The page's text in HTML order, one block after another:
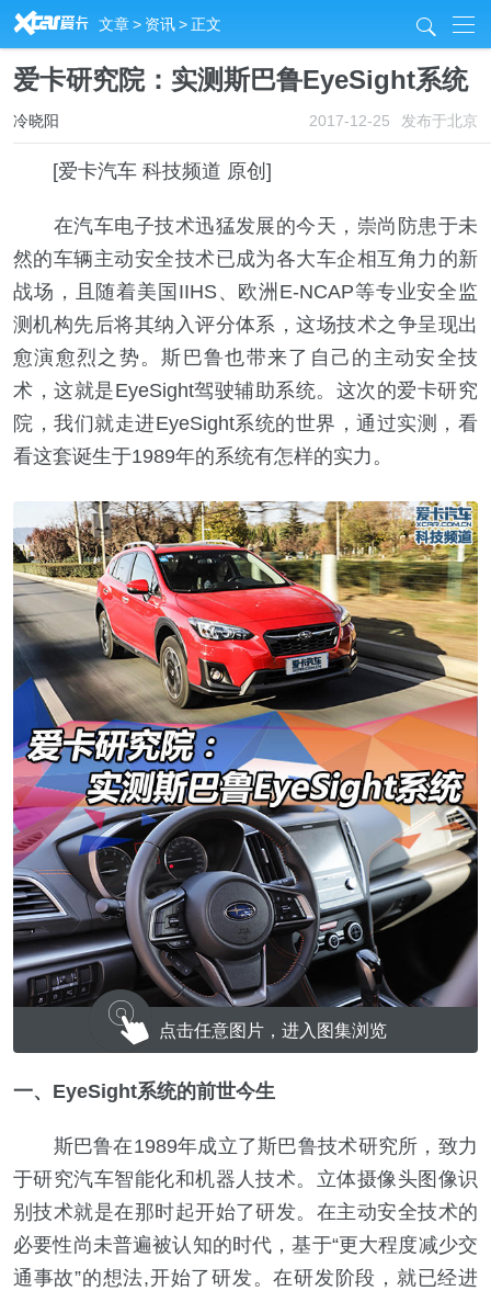
R 文章> 资讯>正文 j
爱卡研究院：实测斯巴鲁EyeSight系统
2017-12-25 发布于北京
冷晓阳
[爱卡汽车 科技频道 原创]
在汽车电子技术迅猛发展的今天，崇尚防患于未
然的车辆主动安全技术已成为各大车企相互角力的新
战场，且随着美国IIHS、欧洲E-NCAP等专业安全监
测机构先后将其纳入评分体系，这场技术之争呈现出
愈演愈烈之势。斯巴鲁也带来了自己的主动安全技
术，这就是EyeSight驾驶辅助系统。这次的爱卡研究
院，我们就走进EyeSight系统的世界，通过实测，看
看这套诞生于1989年的系统有怎样的实力。
点击任意图片，进入图集浏览
一、EyeSight系统的前世今生
斯巴鲁在1989年成立了斯巴鲁技术研究所，致力
于研究汽车智能化和机器人技术。立体摄像头图像识
别技术就是在那时起开始了研发。在主动安全技术的
必要性尚未普遍被认知的时代，基于“更大程度减少交
通事故”的想法,开始了研发。在研发阶段，就已经进